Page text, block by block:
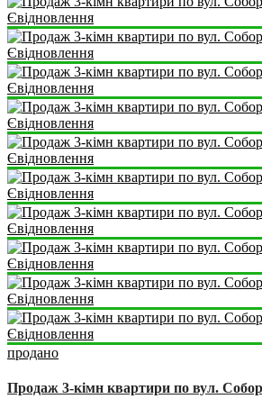
продано
Продаж 3-кімн квартири по вул.